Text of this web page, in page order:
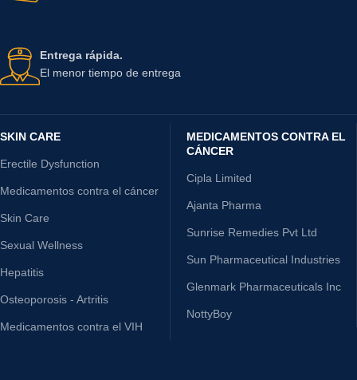
Entrega rápida.
El menor tiempo de entrega
SKIN CARE
Erectile Dysfunction
Medicamentos contra el cáncer
Skin Care
Sexual Wellness
Hepatitis
Osteoporosis - Artritis
Medicamentos contra el VIH
MEDICAMENTOS CONTRA EL
CÁNCER
Cipla Limited
Ajanta Pharma
Sunrise Remedies Pvt Ltd
Sun Pharmaceutical Industries
Glenmark Pharmaceuticals Inc
NottyBoy